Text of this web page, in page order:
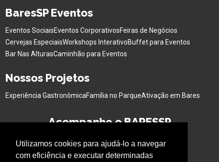
Utilizamos cookies para ajudá-lo a navegar
com eficiência e executar determinadas
BaresSP Eventos
Eventos SociaisEventos CorporativosFeiras de Negócios
Cervejas EspeciaisWorkshops InterativoBuffet para Eventos
Bar Nas AlturasCaminhão para Eventos
Nossos Projetos
Experiência GastronômicaFamília no ParqueAtivação em Bares
Acompanhe o BARESSP